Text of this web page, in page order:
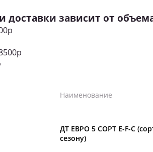
доставки зависит от
Наименование
ДТ ЕВРО 5 СОРТ E-F-C
сезону)